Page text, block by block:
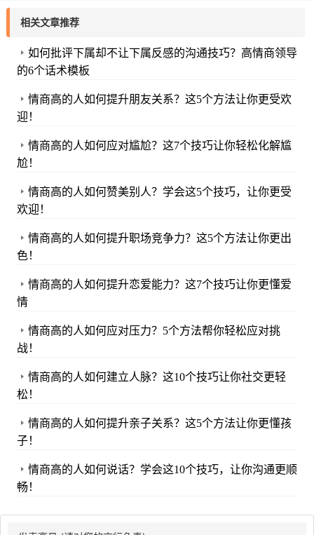
相关文章推荐
如何批评下属却不让下属反感的沟通技巧？高情商领导
的6个话术模板
情商高的人如何提升朋友关系？这5个方法让你更受欢
迎！
情商高的人如何应对尴尬？这7个技巧让你轻松化解尴
尬！
情商高的人如何赞美别人？学会这5个技巧，让你更受
欢迎！
情商高的人如何提升职场竞争力？这5个方法让你更出
色！
情商高的人如何提升恋爱能力？这7个技巧让你更懂爱
情
情商高的人如何应对压力？5个方法帮你轻松应对挑
战！
情商高的人如何建立人脉？这10个技巧让你社交更轻
松！
情商高的人如何提升亲子关系？这5个方法让你更懂孩
子！
情商高的人如何说话？学会这10个技巧，让你沟通更顺
畅！